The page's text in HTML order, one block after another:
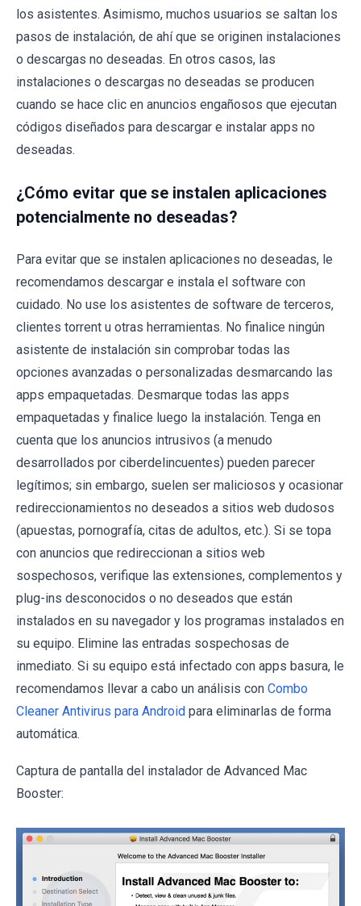
los asistentes. Asimismo, muchos usuarios se saltan los
pasos de instalación, de ahí que se originen instalaciones
o descargas no deseadas. En otros casos, las
instalaciones o descargas no deseadas se producen
cuando se hace clic en anuncios engañosos que ejecutan
códigos diseñados para descargar e instalar apps no
deseadas.
¿Cómo evitar que se instalen aplicaciones
potencialmente no deseadas?
Para evitar que se instalen aplicaciones no deseadas, le
recomendamos descargar e instala el software con
cuidado. No use los asistentes de software de terceros,
clientes torrent u otras herramientas. No finalice ningún
asistente de instalación sin comprobar todas las
opciones avanzadas o personalizadas desmarcando las
apps empaquetadas. Desmarque todas las apps
empaquetadas y finalice luego la instalación. Tenga en
cuenta que los anuncios intrusivos (a menudo
desarrollados por ciberdelincuentes) pueden parecer
legítimos; sin embargo, suelen ser maliciosos y ocasionar
redireccionamientos no deseados a sitios web dudosos
(apuestas, pornografía, citas de adultos, etc.). Si se topa
con anuncios que redireccionan a sitios web
sospechosos, verifique las extensiones, complementos y
plug-ins desconocidos o no deseados que están
instalados en su navegador y los programas instalados en
su equipo. Elimine las entradas sospechosas de
inmediato. Si su equipo está infectado con apps basura, le
recomendamos llevar a cabo un análisis con Combo
Cleaner Antivirus para Android para eliminarlas de forma
automática.
Captura de pantalla del instalador de Advanced Mac
Booster: